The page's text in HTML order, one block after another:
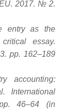
2017. № 2.
entry as the
essay.
pp. 162–189
accounting:
International
46–64 (in